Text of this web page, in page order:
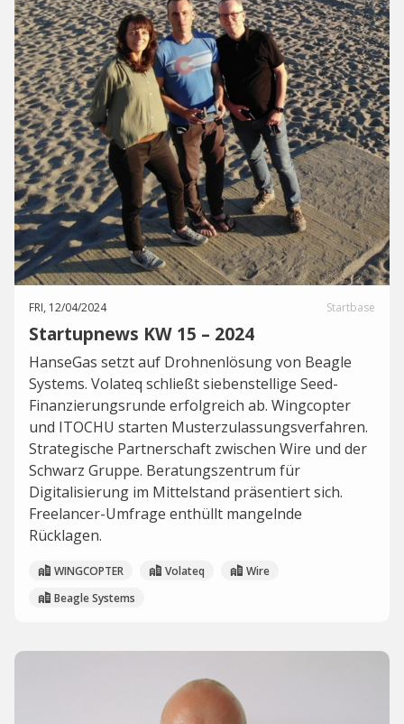
FRI, 12/04/2024 Startbase
Startupnews KW 15 – 2024
HanseGas setzt auf Drohnenlösung von Beagle
Systems. Volateq schließt siebenstellige Seed-
Finanzierungsrunde erfolgreich ab. Wingcopter
und ITOCHU starten Musterzulassungsverfahren.
Strategische Partnerschaft zwischen Wire und der
Schwarz Gruppe. Beratungszentrum für
Digitalisierung im Mittelstand präsentiert sich.
Freelancer-Umfrage enthüllt mangelnde
Rücklagen.
WINGCOPTER Volateq
Wire
Beagle Systems